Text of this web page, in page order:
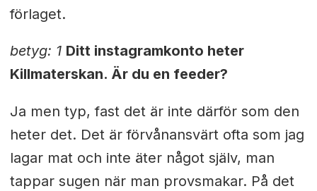
förlaget.
betyg: 1 Ditt instagramkonto heter
Killmaterskan. Är du en feeder?
Ja men typ, fast det är inte därför som den
heter det. Det är förvånansvärt ofta som jag
lagar mat och inte äter något själv, man
tappar sugen när man provsmakar. På det